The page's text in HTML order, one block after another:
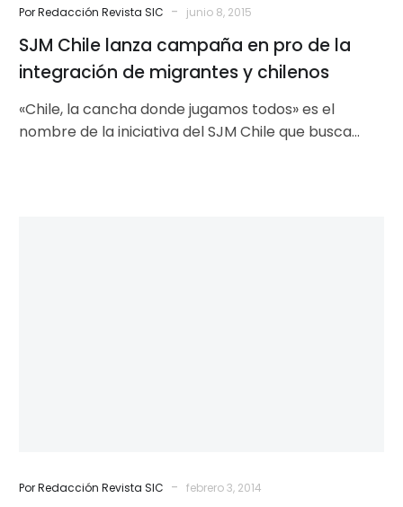
chilenos
Por Redacción Revista SIC - junio 8, 2015
SJM Chile lanza campaña en pro de la
integración de migrantes y chilenos
«Chile, la cancha donde jugamos todos» es el
nombre de la iniciativa del SJM Chile que busca
Por Redacción Revista SIC - febrero 3, 2014